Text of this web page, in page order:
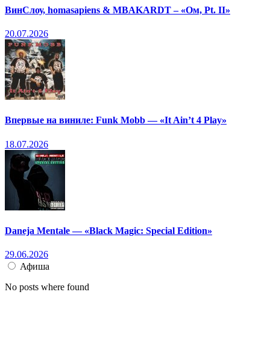
ВинСлоу, homasapiens & MBAKARDT – «Ом, Pt. II»
20.07.2026
Впервые на виниле: Funk Mobb — «It Ain’t 4 Play»
18.07.2026
Daneja Mentale — «Black Magic: Special Edition»
29.06.2026
Афиша
No posts where found